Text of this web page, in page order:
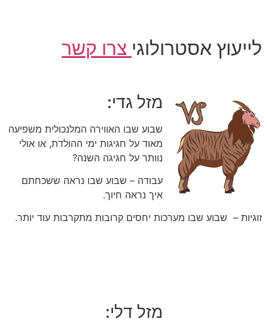
לייעוץ אסטרולוגי צרו קשר
מזל גדי:
שבוע שבו האווירה המלנכולית משפיעה
מאוד על חגיגות ימי ההולדת, או אולי
נוותר על חגיגה השנה?
עבודה – שבוע שבו נראה ששכחתם
איך נראה חיוך.
זוגיות – שבוע שבו מערכות יחסים קרובות מתקרבות עוד יותר.
מזל דלי: